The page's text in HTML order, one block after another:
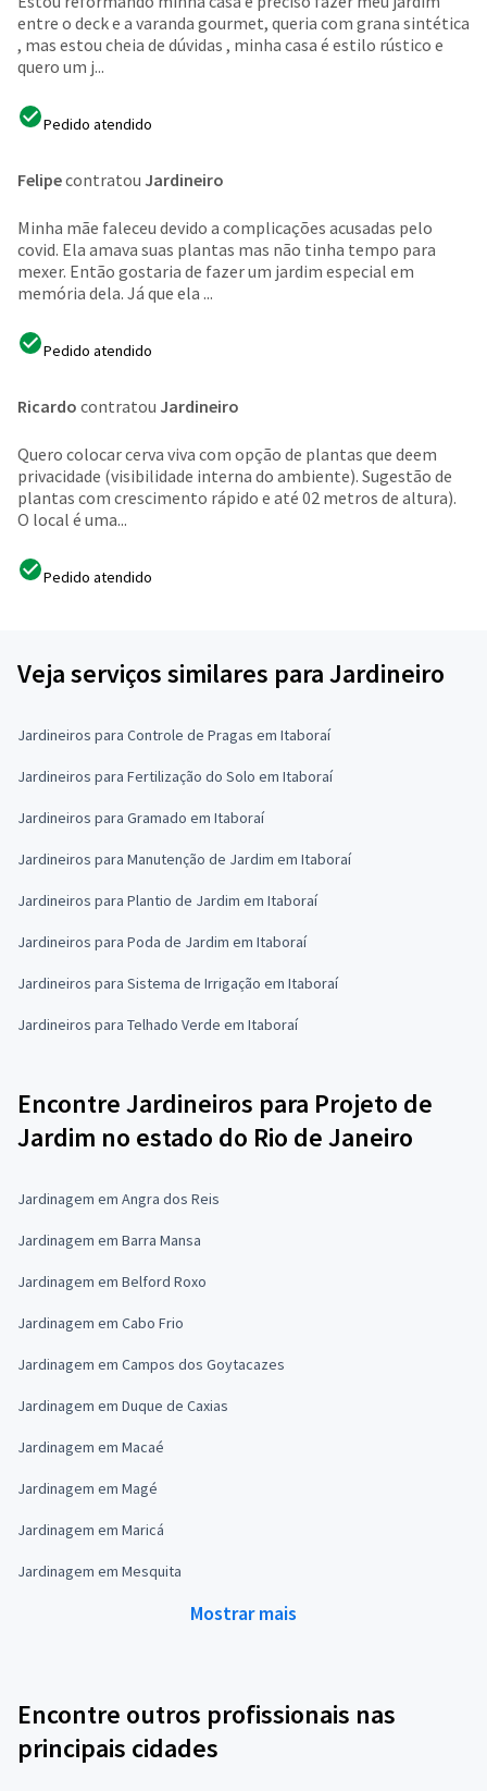
entre o deck e a varanda gourmet, queria com grana sintética
, mas estou cheia de dúvidas , minha casa é estilo rústico e
quero um j...
Pedido atendido
Felipecontratou Jardineiro
Minha mãe faleceu devido a complicações acusadas pelo
covid. Ela amava suas plantas mas não tinha tempo para
mexer. Então gostaria de fazer um jardim especial em
memória dela. Já que ela ...
Pedido atendido
Ricardo contratou Jardineiro
Quero colocar cerva viva com opção de plantas que deem
privacidade (visibilidade interna do ambiente). Sugestão de
plantas com crescimento rápido e até 02 metros de altura).
O local é uma...
Pedido atendido
Veja serviços similares para Jardineiro
Jardineiros para Controle de Pragas em Itaboraí
Jardineiros para Fertilização do Solo em Itaboraí
Jardineiros para Gramado em Itaboraí
Jardineiros para Manutenção de Jardim em Itaboraí
Jardineiros para Plantio de Jardim em Itaboraí
Jardineiros para Poda de Jardim em Itaboraí
Jardineiros para Sistema de Irrigação em Itaboraí
Jardineiros para Telhado Verde em Itaboraí
Encontre Jardineiros para Projeto de
Jardim no estado do Rio de Janeiro
Jardinagem em Angra dos Reis
Jardinagem em Barra Mansa
Jardinagem em Belford Roxo
Jardinagem em Cabo Frio
Jardinagem em Campos dos Goytacazes
Jardinagem em Duque de Caxias
Jardinagem em Macaé
Jardinagem em Magé
Jardinagem em Maricá
Jardinagem em Mesquita
Mostrar mais
Encontre outros profissionais nas
principais cidades